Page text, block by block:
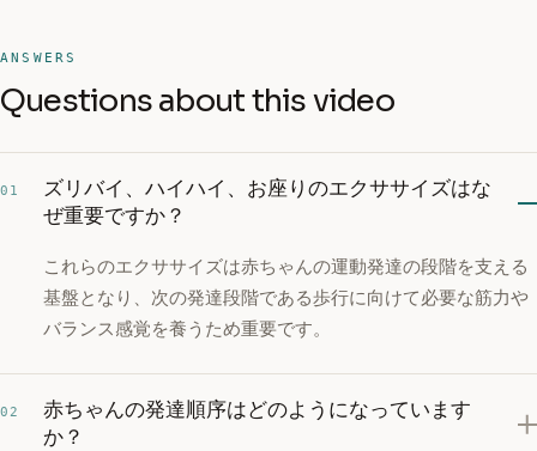
ANSWERS
Questions about this video
01
ズリバイ、ハイハイ、お座りのエクササイズはな
ぜ重要ですか？
これらのエクササイズは赤ちゃんの運動発達の段階を支える
基盤となり、次の発達段階である歩行に向けて必要な筋力や
バランス感覚を養うため重要です。
02
赤ちゃんの発達順序はどのようになっています
か？